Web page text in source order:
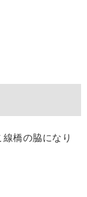
橋の脇になり